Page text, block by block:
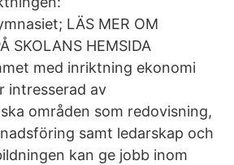
LÄS MER OM
SKOLANS HEMSIDA
med inriktning ekonomi
intresserad av
områden som redovisning,
samt ledarskap och
kan ge jobb inom